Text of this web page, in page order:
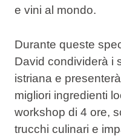
e vini al mondo.
Durante queste
David condividerà i
istriana e
migliori ingredienti
workshop di 4 ore,
trucchi culinari e